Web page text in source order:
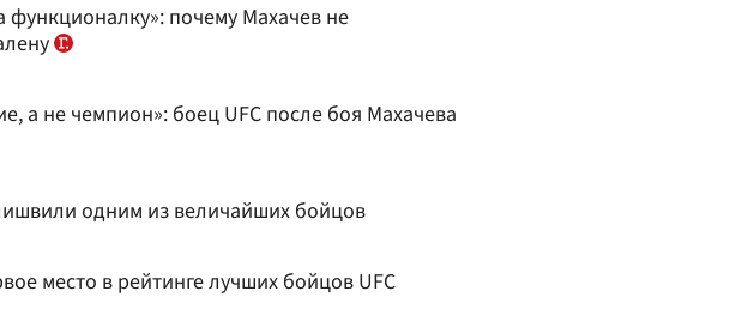
почему Махачев не
а не чемпион»: боец UFC после боя Махачева
одним из величайших бойцов
место в рейтинге лучших бойцов UFC